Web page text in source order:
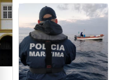
sobre
evolução
turística